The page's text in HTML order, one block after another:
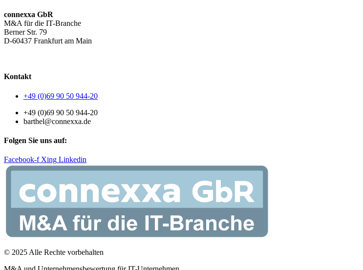
connexxa GbR
M&A für die IT-Branche
Berner Str. 79
D-60437 Frankfurt am Main
Kontakt
+49 (0)69 90 50 944-20
+49 (0)69 90 50 944-20
barthel@connexxa.de
Folgen Sie uns auf:
Facebook-f Xing Linkedin
© 2025 Alle Rechte vorbehalten